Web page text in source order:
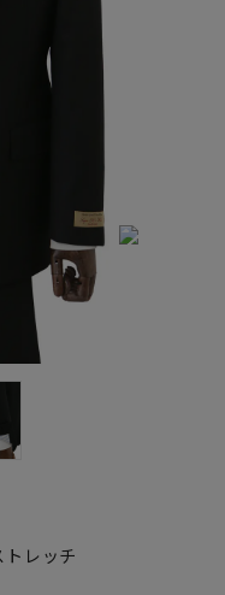
レッチ